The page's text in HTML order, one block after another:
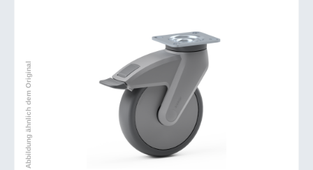
Abbildung ähnlich dem Original